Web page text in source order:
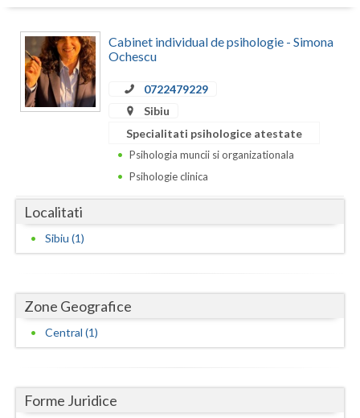
Bucuresti
Buzau
Calarasi
Caras-Severin
Covasna
Dambovita
Galati
Giurgiu
Harghita
Cabinet individual de psihologie - Simona
Ochescu
0722479229
Sibiu
Specialitati psihologice atestate
Psihologia muncii si organizationala
Psihologie clinica
Localitati
Sibiu (1)
Zone Geografice
Central (1)
Forme Juridice